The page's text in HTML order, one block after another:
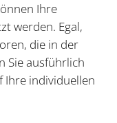
Ihre
werden. Egal,
die in der
Sie ausführlich
Ihre individuellen